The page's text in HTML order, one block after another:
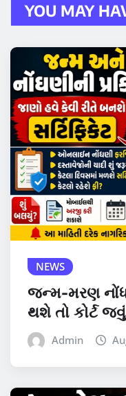
YOU MAY
NEWS
જન્મ-મરણ
થશે તો કોર્ટ
Admin